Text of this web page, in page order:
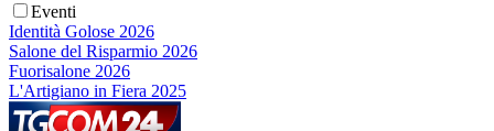
Eventi
Identità Golose 2026
Salone del Risparmio 2026
Fuorisalone 2026
L'Artigiano in Fiera 2025